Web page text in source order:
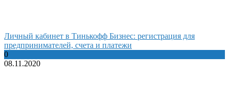
Личный кабинет в Тинькофф Бизнес: регистрация для
предпринимателей, счета и платежи
0
08.11.2020